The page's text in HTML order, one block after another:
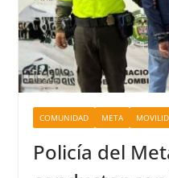
COMUNIDAD META
Policía del